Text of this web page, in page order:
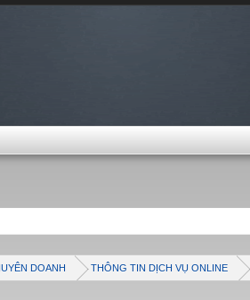
DOANH THÔNG TIN DỊCH VỤ ONLINE